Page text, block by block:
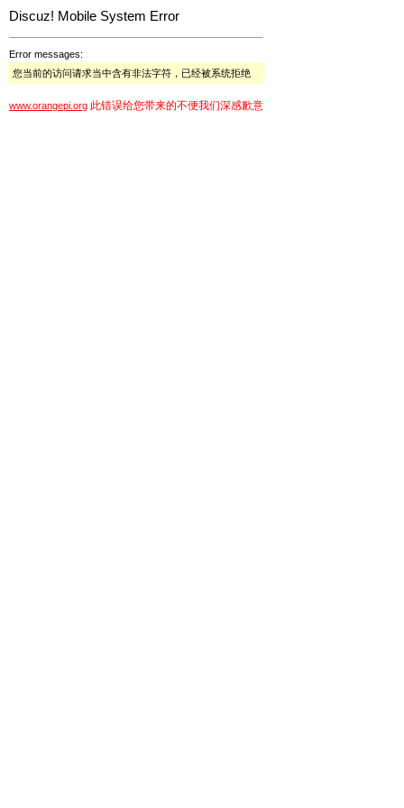
Discuz! Mobile System Error
Error messages:
您当前的访问请求当中含有非法字符，已经被系统拒绝
www.orangepi.org 此错误给您带来的不便我们深感歉意